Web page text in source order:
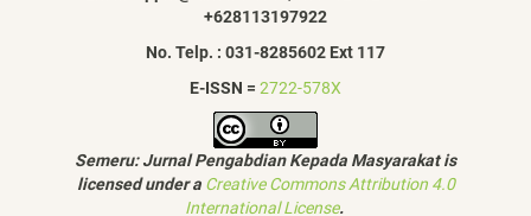
+628113197922
No. Telp. : 031-8285602 Ext 117
E-ISSN = 2722-578X
Semeru: Jurnal Pengabdian Kepada Masyarakat is
licensed under a Creative Commons Attribution 4.0
International License.